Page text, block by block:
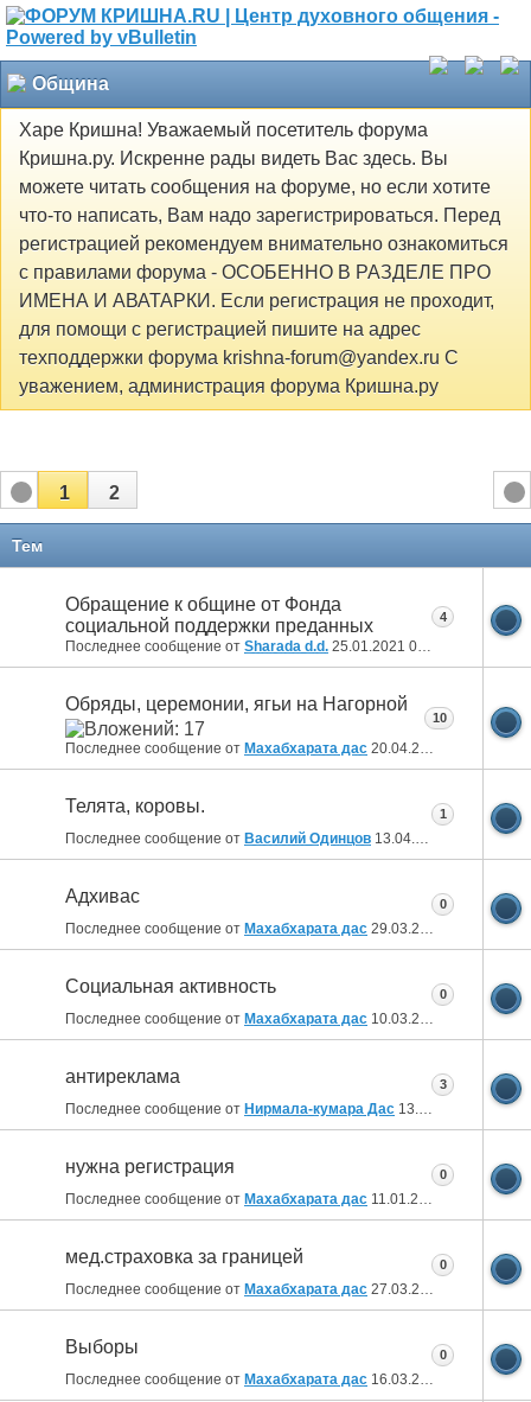
Община
Харе Кришна! Уважаемый посетитель форума
Кришна.ру. Искренне рады видеть Вас здесь. Вы
можете читать сообщения на форуме, но если хотите
что-то написать, Вам надо зарегистрироваться. Перед
регистрацией рекомендуем внимательно ознакомиться
с правилами форума - ОСОБЕННО В РАЗДЕЛЕ ПРО
ИМЕНА И АВАТАРКИ. Если регистрация не проходит,
для помощи с регистрацией пишите на адрес
техподдержки форума krishna-forum@yandex.ru С
уважением, администрация форума Кришна.ру
1 2
Тем
Обращение к общине от Фонда
социальной поддержки преданных
Последнее сообщение от Sharada d.d. 25.01.2021 04:36
4
Обряды, церемонии, ягьи на Нагорной
Последнее сообщение от Махабхарата дас 20.04.2020
10
Телята, коровы.
Последнее сообщение от Василий Одинцов 13.04.2020
1
Адхивас
Последнее сообщение от Махабхарата дас 29.03.2020
0
Социальная активность
Последнее сообщение от Махабхарата дас 10.03.2020
0
антиреклама
Последнее сообщение от Нирмала-кумара Дас 13.08.2019 17:59
3
нужна регистрация
Последнее сообщение от Махабхарата дас 11.01.2019
0
мед.страховка за границей
Последнее сообщение от Махабхарата дас 27.03.2018
0
Выборы
Последнее сообщение от Махабхарата дас 16.03.2018
0